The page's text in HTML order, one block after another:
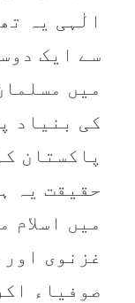
الٰہی یہ
سے ایک
میں
کی بنیاد
پاکستان
حقیقت یہ
میں اسلام
غزنوی
صوفیاء